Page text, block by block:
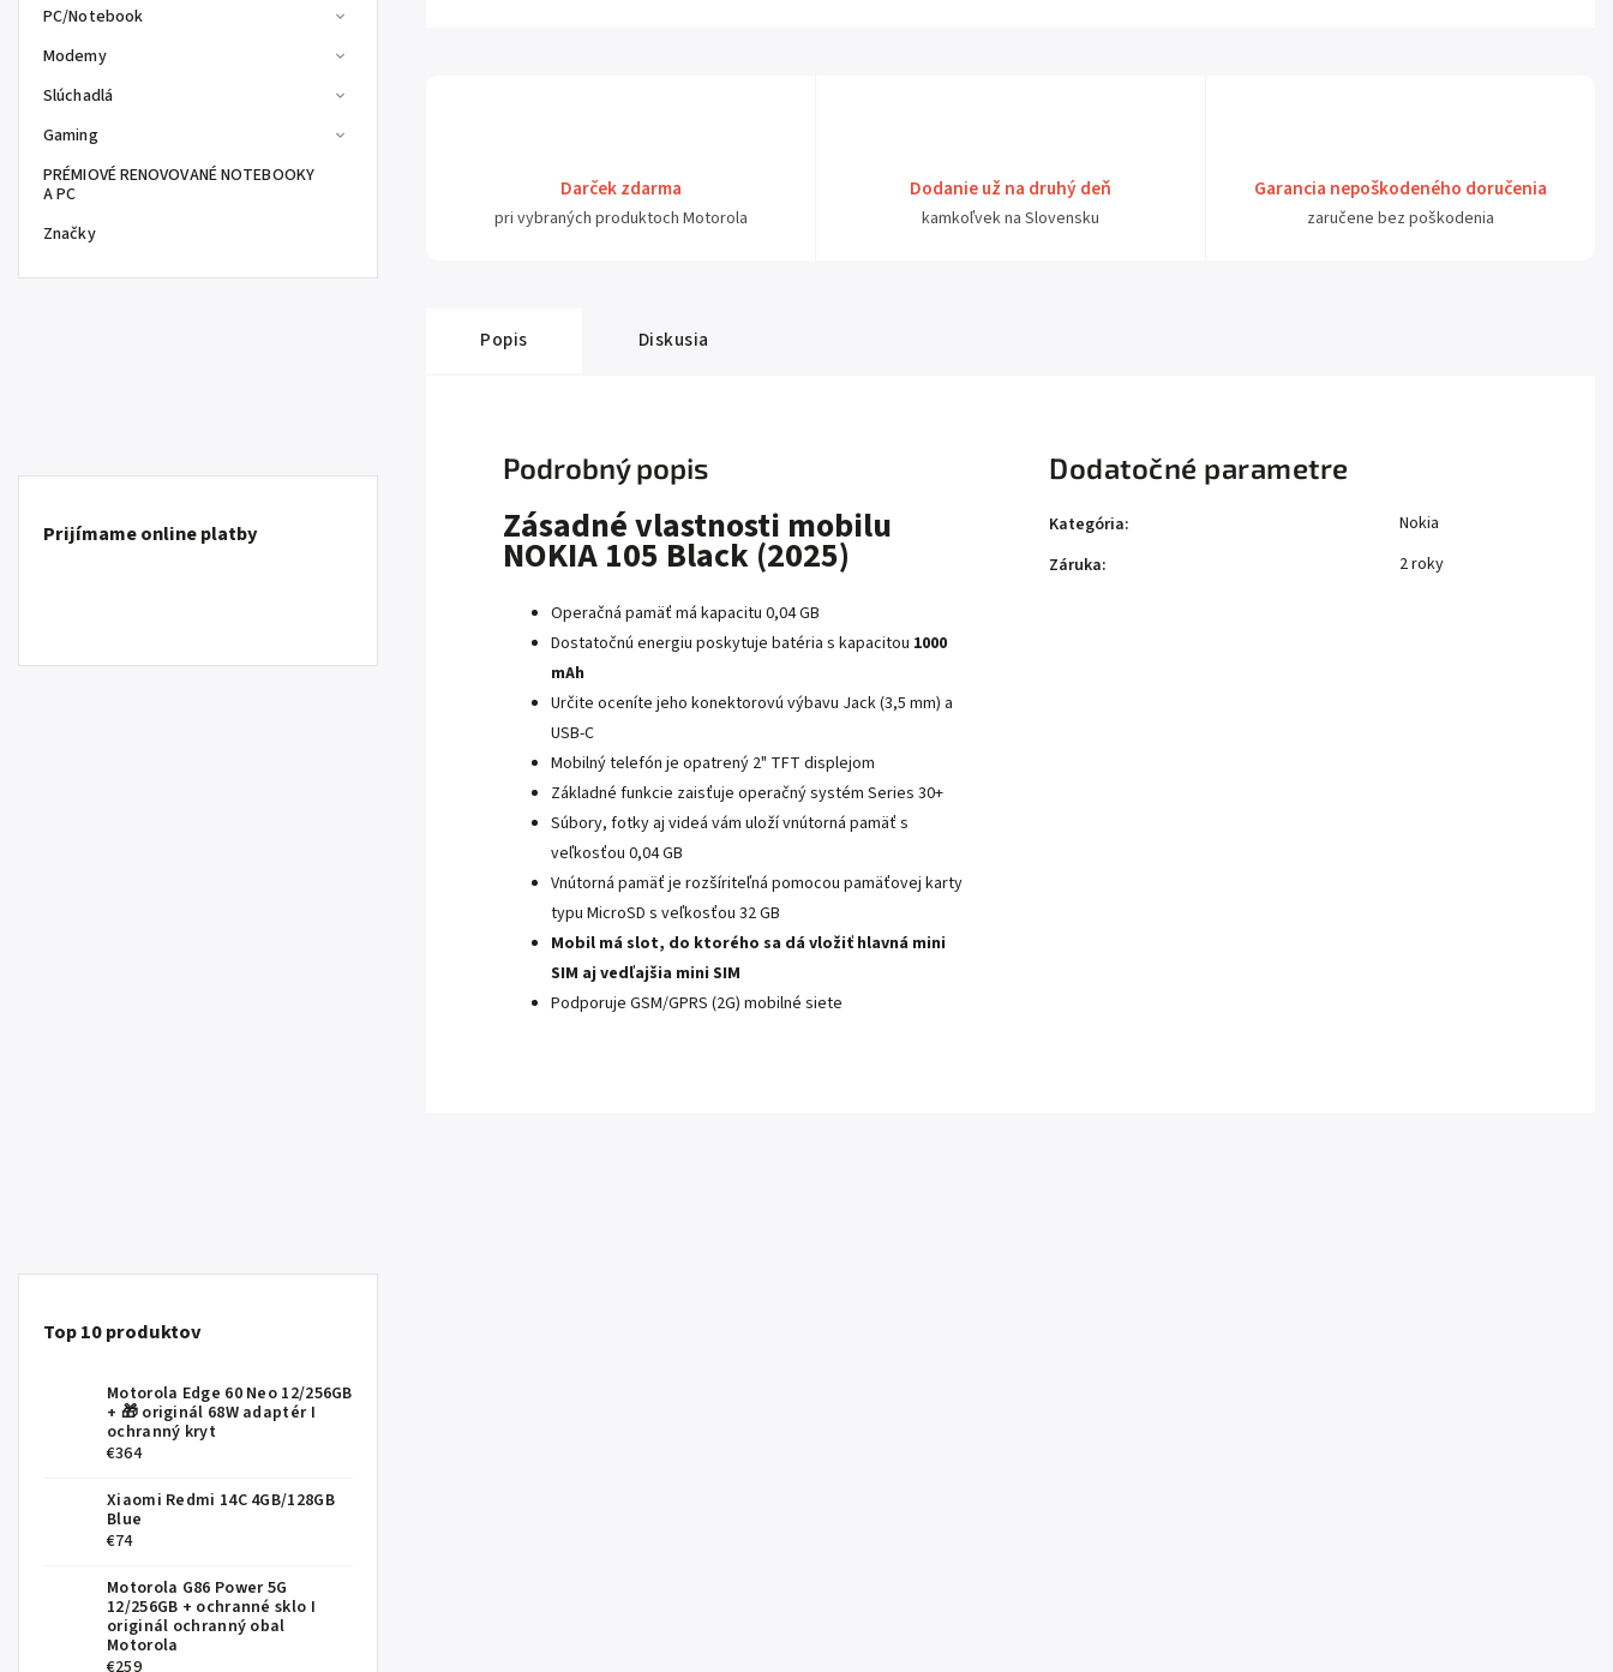
PC/Notebook
Modemy
Slúchadlá
Gaming
PRÉMIOVÉ RENOVOVANÉ NOTEBOOKY
A PC
Značky
Prijímame online platby
Top 10 produktov
Motorola Edge 60 Neo 12/256GB
+ 🎁 originál 68W adaptér I
ochranný kryt
€364
Xiaomi Redmi 14C 4GB/128GB
Blue
€74
Motorola G86 Power 5G
12/256GB + ochranné sklo I
originál ochranný obal
Motorola
Darček zdarma
pri vybraných produktoch Motorola
Dodanie už na druhý deň
kamkoľvek na Slovensku
Garancia nepoškodeného doručenia
zaručene bez poškodenia
Popis Diskusia
Podrobný popis
Zásadné vlastnosti mobilu
NOKIA 105 Black (2025)
Operačná pamäť má kapacitu 0,04 GB
Dostatočnú energiu poskytuje batéria s kapacitou 1000
mAh
Určite oceníte jeho konektorovú výbavu Jack (3,5 mm) a
USB-C
Mobilný telefón je opatrený 2" TFT displejom
Základné funkcie zaisťuje operačný systém Series 30+
Súbory, fotky aj videá vám uloží vnútorná pamäť s
veľkosťou 0,04 GB
Vnútorná pamäť je rozšíriteľná pomocou pamäťovej karty
typu MicroSD s veľkosťou 32 GB
Mobil má slot, do ktorého sa dá vložiť hlavná mini
SIM aj vedľajšia mini SIM
Podporuje GSM/GPRS (2G) mobilné siete
Dodatočné parametre
Kategória:
Nokia
Záruka: 2 roky